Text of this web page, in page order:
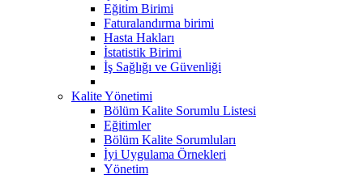
Eğitim Birimi
Faturalandırma birimi
Hasta Hakları
İstatistik Birimi
İş Sağlığı ve Güvenliği
Kalite Yönetimi
Bölüm Kalite Sorumlu Listesi
Eğitimler
Bölüm Kalite Sorumluları
İyi Uygulama Örnekleri
Yönetim